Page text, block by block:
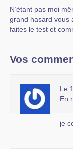
N’étant pas moi
grand hasard vous
faites le test et
Vos
Le
En
je